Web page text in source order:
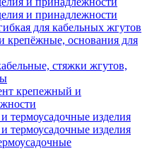
и принадлежности
для кабельных жгутов
крепёжные, основания для
стяжки жгутов,
крепежный и
термоусадочные изделия
термоусадочные изделия